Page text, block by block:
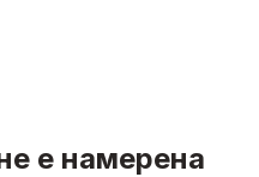
е намерена